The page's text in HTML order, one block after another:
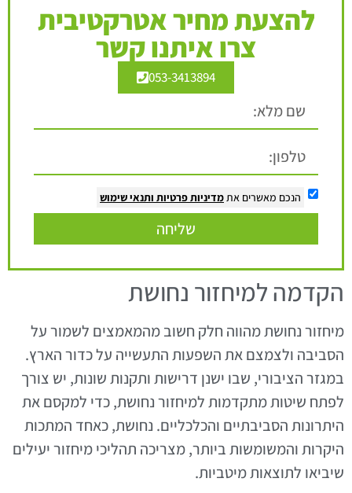
להצעת מחיר אטרקטיבית
צרו איתנו קשר
053-3413894
הנכם מאשרים את מדיניות פרטיות ותנאי שימוש
שליחה
הקדמה למיחזור נחושת
מיחזור נחושת מהווה חלק חשוב מהמאמצים לשמור על
הסביבה ולצמצם את השפעות התעשייה על כדור הארץ.
במגזר הציבורי, שבו ישנן דרישות ותקנות שונות, יש צורך
לפתח שיטות מתקדמות למיחזור נחושת, כדי למקסם את
היתרונות הסביבתיים והכלכליים. נחושת, כאחד המתכות
היקרות והמשומשות ביותר, מצריכה תהליכי מיחזור יעילים
שיביאו לתוצאות מיטביות.